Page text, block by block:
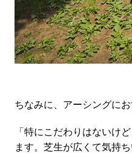
ちなみに、アーシングに
「特にこだわりはないけ
ます。芝生が広くて気持